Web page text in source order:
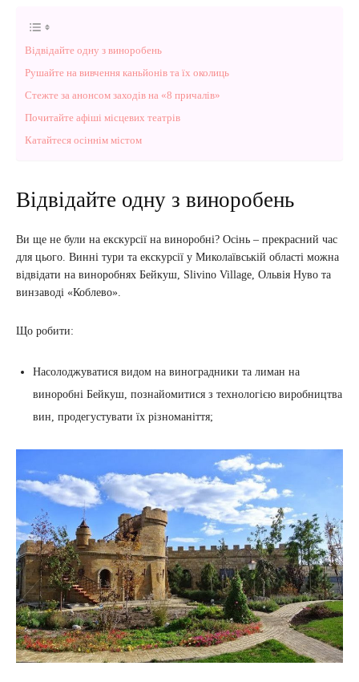
Відвідайте одну з виноробень
Рушайте на вивчення каньйонів та їх околиць
Стежте за анонсом заходів на «8 причалів»
Почитайте афіші місцевих театрів
Катайтеся осіннім містом
Відвідайте одну з виноробень
Ви ще не були на екскурсії на виноробні? Осінь – прекрасний час
для цього. Винні тури та екскурсії у Миколаївській області можна
відвідати на виноробнях Бейкуш, Slivino Village, Ольвія Нуво та
винзаводі «Коблево».
Що робити:
Насолоджуватися видом на виноградники та лиман на
виноробні Бейкуш, познайомитися з технологією виробництва
вин, продегустувати їх різноманіття;